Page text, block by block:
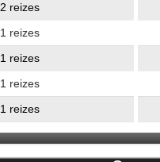
2 reizes
1 reizes
1 reizes
1 reizes
1 reizes